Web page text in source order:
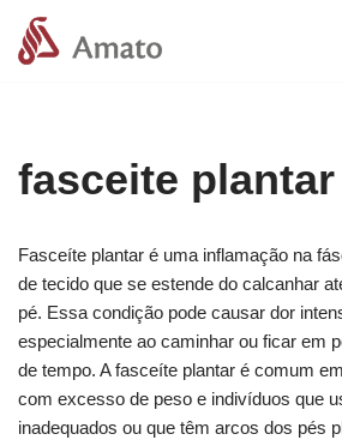
Pular
fasceite plantar
Fasceíte plantar é uma inflamação na
de tecido que se estende do calcanhar
pé. Essa condição pode causar dor
especialmente ao caminhar ou ficar em
de tempo. A fasceíte plantar é comum
com excesso de peso e indivíduos que
inadequados ou que têm arcos dos pés